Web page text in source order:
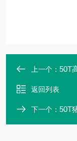
上一个： 50T
返回列表
下一个： 50T